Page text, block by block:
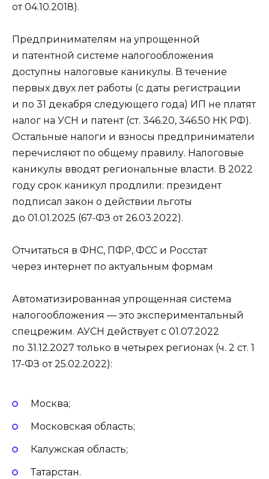
от 04.10.2018).
Предпринимателям на упрощенной
и патентной системе налогообложения
доступны налоговые каникулы. В течение
первых двух лет работы (с даты регистрации
и по 31 декабря следующего года) ИП не платят
налог на УСН и патент (ст. 346.20, 346.50 НК РФ).
Остальные налоги и взносы предприниматели
перечисляют по общему правилу. Налоговые
каникулы вводят региональные власти. В 2022
году срок каникул продлили: президент
подписал закон о действии льготы
до 01.01.2025 (67-ФЗ от 26.03.2022).
Отчитаться в ФНС, ПФР, ФСС и Росстат
через интернет по актуальным формам
Автоматизированная упрощенная система
налогообложения — это экспериментальный
спецрежим. АУСН действует с 01.07.2022
по 31.12.2027 только в четырех регионах (ч. 2 ст. 1
17-ФЗ от 25.02.2022):
Москва;
Московская область;
Калужская область;
Татарстан.